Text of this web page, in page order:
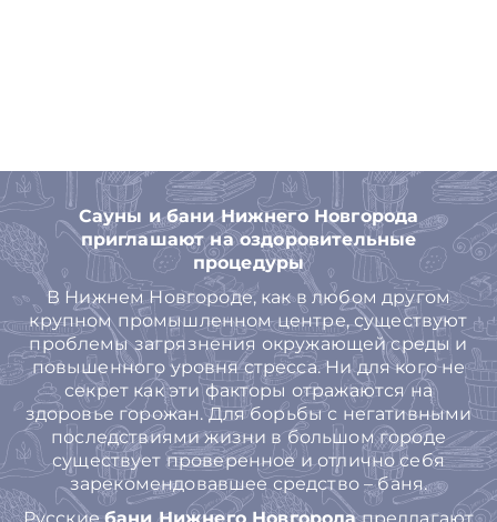
Сауны и бани Нижнего Новгорода
приглашают на оздоровительные
процедуры
В Нижнем Новгороде, как в любом другом
крупном промышленном центре, существуют
проблемы загрязнения окружающей среды и
повышенного уровня стресса. Ни для кого не
секрет как эти факторы отражаются на
здоровье горожан. Для борьбы с негативными
последствиями жизни в большом городе
существует проверенное и отлично себя
зарекомендовавшее средство – баня.